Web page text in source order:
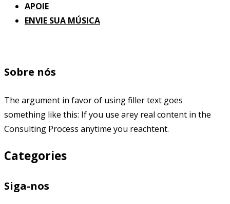
APOIE
ENVIE SUA MÚSICA
Sobre nós
The argument in favor of using filler text goes
something like this: If you use arey real content in the
Consulting Process anytime you reachtent.
Categories
Siga-nos